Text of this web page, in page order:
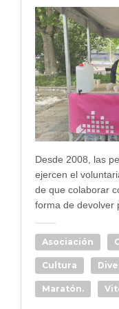
Desde 2008, las
ejercen el
de que colaborar
forma de
Asociación
Cultura
Maratón.